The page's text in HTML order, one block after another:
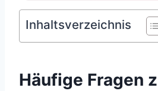
Inhaltsverzeichnis
Häufige Fragen